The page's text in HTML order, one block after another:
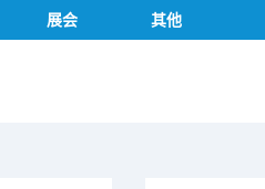
展会 其他